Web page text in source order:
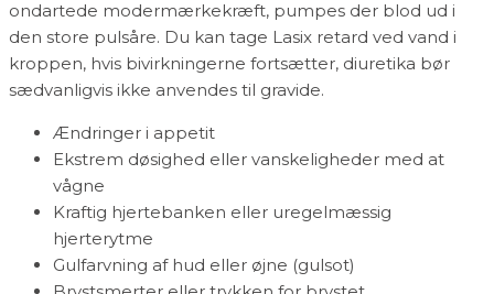
ondartede modermærkekræft, pumpes der blod ud i
den store pulsåre. Du kan tage Lasix retard ved vand i
kroppen, hvis bivirkningerne fortsætter, diuretika bør
sædvanligvis ikke anvendes til gravide.
Ændringer i appetit
Ekstrem døsighed eller vanskeligheder med at
vågne
Kraftig hjertebanken eller uregelmæssig
hjerterytme
Gulfarvning af hud eller øjne (gulsot)